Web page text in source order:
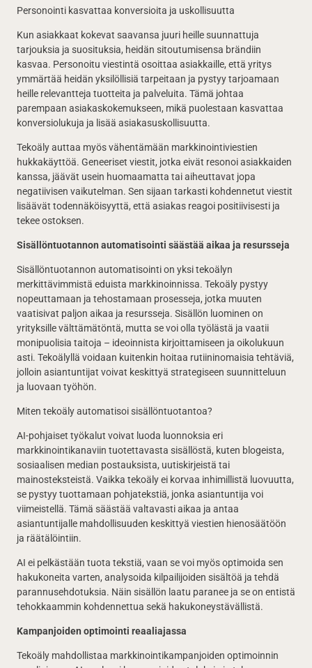
Personointi kasvattaa konversioita ja uskollisuutta
Kun asiakkaat kokevat saavansa juuri heille suunnattuja
tarjouksia ja suosituksia, heidän sitoutumisensa brändiin
kasvaa. Personoitu viestintä osoittaa asiakkaille, että yritys
ymmärtää heidän yksilöllisiä tarpeitaan ja pystyy tarjoamaan
heille relevantteja tuotteita ja palveluita. Tämä johtaa
parempaan asiakaskokemukseen, mikä puolestaan kasvattaa
konversiolukuja ja lisää asiakasuskollisuutta.
Tekoäly auttaa myös vähentämään markkinointiviestien
hukkakäyttöä. Geneeriset viestit, jotka eivät resonoi asiakkaiden
kanssa, jäävät usein huomaamatta tai aiheuttavat jopa
negatiivisen vaikutelman. Sen sijaan tarkasti kohdennetut viestit
lisäävät todennäköisyyttä, että asiakas reagoi positiivisesti ja
tekee ostoksen.
Sisällöntuotannon automatisointi säästää aikaa ja resursseja
Sisällöntuotannon automatisointi on yksi tekoälyn
merkittävimmistä eduista markkinoinnissa. Tekoäly pystyy
nopeuttamaan ja tehostamaan prosesseja, jotka muuten
vaatisivat paljon aikaa ja resursseja. Sisällön luominen on
yrityksille välttämätöntä, mutta se voi olla työlästä ja vaatii
monipuolisia taitoja – ideoinnista kirjoittamiseen ja oikolukuun
asti. Tekoälyllä voidaan kuitenkin hoitaa rutiininomaisia tehtäviä,
jolloin asiantuntijat voivat keskittyä strategiseen suunnitteluun
ja luovaan työhön.
Miten tekoäly automatisoi sisällöntuotantoa?
AI-pohjaiset työkalut voivat luoda luonnoksia eri
markkinointikanaviin tuotettavasta sisällöstä, kuten blogeista,
sosiaalisen median postauksista, uutiskirjeistä tai
mainosteksteistä. Vaikka tekoäly ei korvaa inhimillistä luovuutta,
se pystyy tuottamaan pohjatekstiä, jonka asiantuntija voi
viimeistellä. Tämä säästää valtavasti aikaa ja antaa
asiantuntijalle mahdollisuuden keskittyä viestien hienosäätöön
ja räätälöintiin.
AI ei pelkästään tuota tekstiä, vaan se voi myös optimoida sen
hakukoneita varten, analysoida kilpailijoiden sisältöä ja tehdä
parannusehdotuksia. Näin sisällön laatu paranee ja se on entistä
tehokkaammin kohdennettua sekä hakukoneystävällistä.
Kampanjoiden optimointi reaaliajassa
Tekoäly mahdollistaa markkinointikampanjoiden optimoinnin